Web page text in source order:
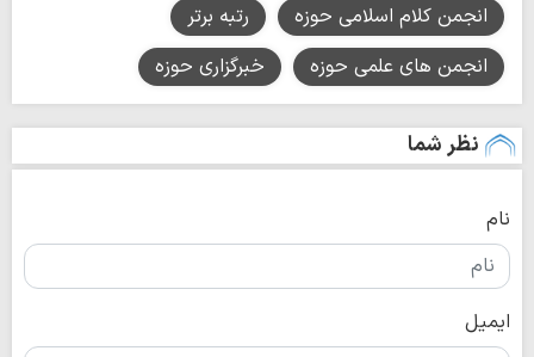
انجمن کلام اسلامی حوزه
رتبه برتر
انجمن های علمی حوزه
خبرگزاری حوزه
نظر شما
نام
ایمیل